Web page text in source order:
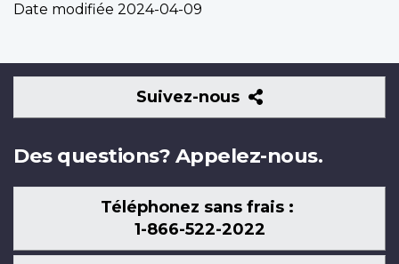
Date modifiée 2024-04-09
Suivez-nous
Suivez-
nous
Des questions? Appelez-nous.
Téléphonez sans frais :
1-866-522-2022